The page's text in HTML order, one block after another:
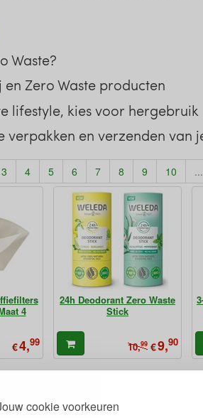
cookie voorkeuren
Waste?
en Zero Waste producten
lifestyle, kies voor hergebruik
verpakken en verzenden van
3 4 5 6 7 8 9 10 ...
4
€4,99
24h Deodorant Zero Waste
Stick
10,99 €9,90